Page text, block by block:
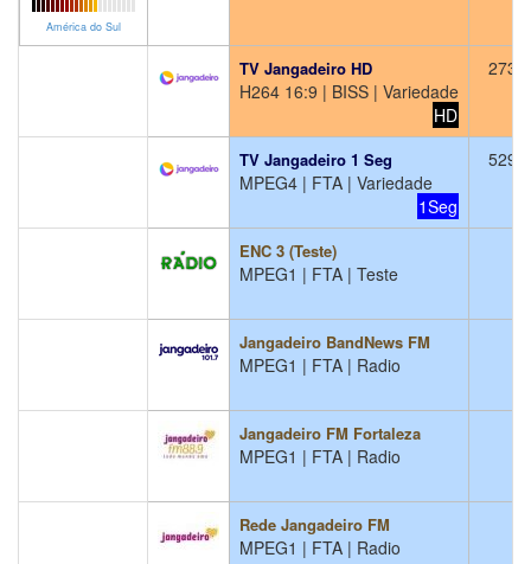
América do Sul
TV Jangadeiro HD
H264 16:9 | BISS | Variedade
HD
273
TV Jangadeiro 1 Seg
MPEG4 | FTA | Variedade
1Seg
529
ENC 3 (Teste)
MPEG1 | FTA | Teste
Jangadeiro BandNews FM
MPEG1 | FTA | Radio
Jangadeiro FM Fortaleza
MPEG1 | FTA | Radio
Rede Jangadeiro FM
MPEG1 | FTA | Radio